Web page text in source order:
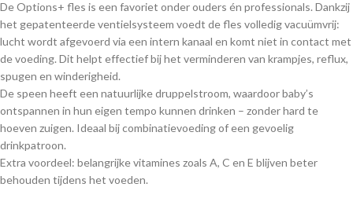
De Options+ fles is een favoriet onder ouders én professionals. Dankzij
het gepatenteerde ventielsysteem voedt de fles volledig vacuümvrij:
lucht wordt afgevoerd via een intern kanaal en komt niet in contact met
de voeding. Dit helpt effectief bij het verminderen van krampjes, reflux,
spugen en winderigheid.
De speen heeft een natuurlijke druppelstroom, waardoor baby’s
ontspannen in hun eigen tempo kunnen drinken – zonder hard te
hoeven zuigen. Ideaal bij combinatievoeding of een gevoelig
drinkpatroon.
Extra voordeel: belangrijke vitamines zoals A, C en E blijven beter
behouden tijdens het voeden.